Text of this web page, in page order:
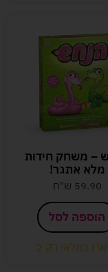
– משחק חידות
מלא אתגר!
59.90 ש"ח
הוספה לסל
במלאי רק 2